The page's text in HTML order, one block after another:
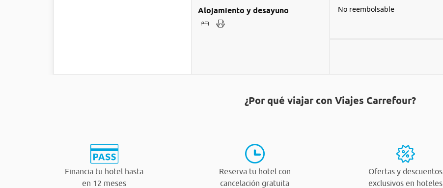
Alojamiento y desayuno No reembolsable
¿Por qué viajar con Viajes Carrefour?
Financia tu hotel hasta
en 12 meses
Reserva tu hotel con
cancelación gratuita
Ofertas y descuentos
exclusivos en hoteles